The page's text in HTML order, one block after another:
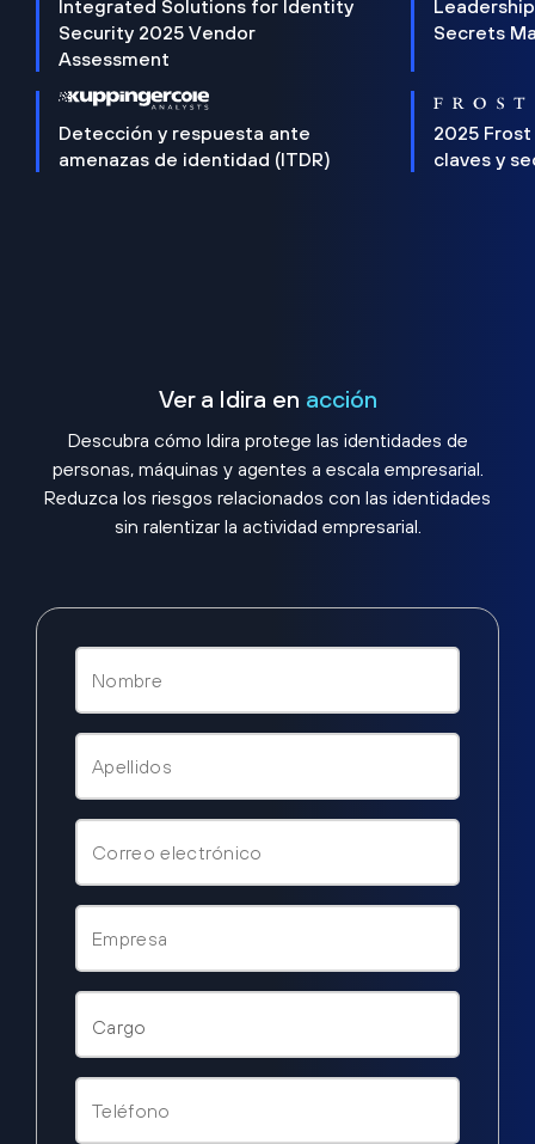
Integrated Solutions for Identity
Security 2025 Vendor
Assessment
Secrets
Detección y respuesta ante
amenazas de identidad (ITDR)
2025 Frost
claves y
Ver a Idira en acción
Descubra cómo Idira protege las identidades de
personas, máquinas y agentes a escala empresarial.
Reduzca los riesgos relacionados con las identidades
sin ralentizar la actividad empresarial.